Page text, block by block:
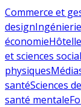
Commerce et
design
économie
et sciences
physiques
santéSciences
santé mentale